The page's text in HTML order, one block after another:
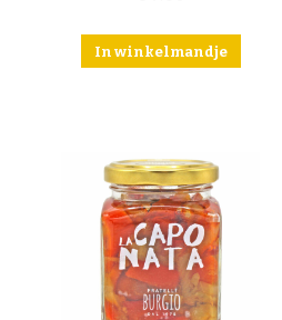
In winkelmandje